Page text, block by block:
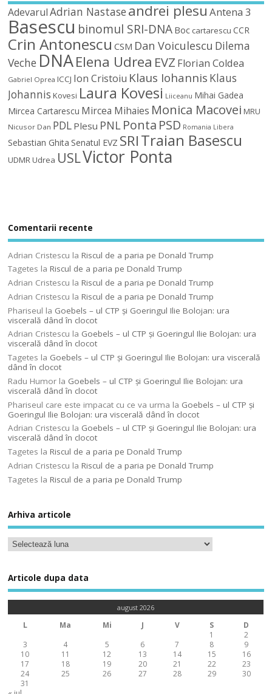
Adevarul Adrian Nastaseandrei plesuAntena 3
Basescu binomul SRI-DNA Boc cartarescu CCR
Crin Antonescu CSM Dan Voiculescu Dilema
Veche DNAElena Udrea EVZ Florian Coldea
Gabriel Oprea ICCJ Ion Cristoiu Klaus Iohannis Klaus
Johannis Kovesi Laura Kovesi Liiceanu Mihai Gadea
Mircea Cartarescu Mircea Mihaies Monica Macovei MRU
Nicusor Dan PDL Plesu PNL Ponta PSD Romania Libera
Sebastian Ghita Senatul EVZ SRITraian Basescu
UDMRUdrea USLVictor Ponta
Comentarii recente
Adrian Cristescu laRiscul de a paria pe Donald Trump
Tagetes laRiscul de a paria pe Donald Trump
Adrian Cristescu laRiscul de a paria pe Donald Trump
Adrian Cristescu laRiscul de a paria pe Donald Trump
Phariseul la Goebels – ul CTP şi Goeringul Ilie Bolojan: ura
viscerală dând în clocot
Adrian Cristescu la Goebels – ul CTP şi Goeringul Ilie Bolojan: ura
viscerală dând în clocot
Tagetes la Goebels – ul CTP şi Goeringul Ilie Bolojan: ura viscerală
dând în clocot
Radu Humor la Goebels – ul CTP şi Goeringul Ilie Bolojan: ura
viscerală dând în clocot
Phariseul care este impacat cu ce va urma la Goebels – ul CTP şi
Goeringul Ilie Bolojan: ura viscerală dând în clocot
Adrian Cristescu la Goebels – ul CTP şi Goeringul Ilie Bolojan: ura
viscerală dând în clocot
Tagetes laRiscul de a paria pe Donald Trump
Adrian Cristescu laRiscul de a paria pe Donald Trump
Tagetes laRiscul de a paria pe Donald Trump
Arhiva articole
Articole dupa data
august 2026
L Ma Mi J V S
D
1
2
3
4 5 6 7 8
9
10
11 12 13 14 15
16
17
18 19 20 21 22
23
24
25 26 27 28 29
30
31